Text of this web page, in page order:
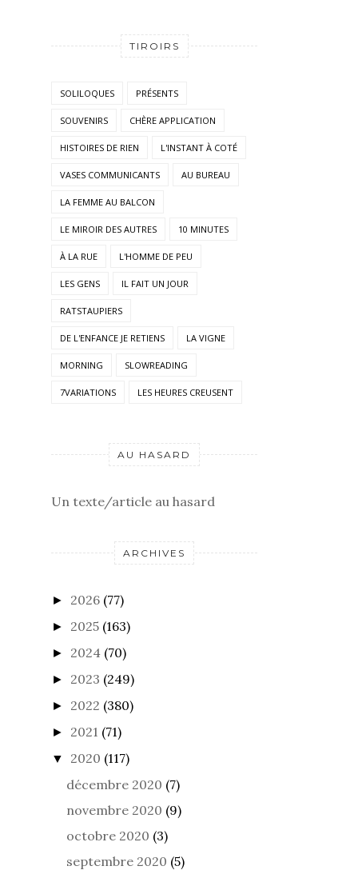
TIROIRS
SOLILOQUES PRÉSENTS
SOUVENIRS CHÈRE APPLICATION
HISTOIRES DE RIEN L'INSTANT À COTÉ
VASES COMMUNICANTS AU BUREAU
LA FEMME AU BALCON
LE MIROIR DES AUTRES 10 MINUTES
À LA RUE L'HOMME DE PEU
LES GENS IL FAIT UN JOUR
RATSTAUPIERS
DE L'ENFANCE JE RETIENS LA VIGNE
MORNING SLOWREADING
7VARIATIONS LES HEURES CREUSENT
AU HASARD
Un texte/article au hasard
ARCHIVES
► 2026 (77)
► 2025 (163)
► 2024 (70)
► 2023 (249)
► 2022 (380)
► 2021 (71)
▼ 2020 (117)
décembre 2020 (7)
novembre 2020 (9)
octobre 2020 (3)
septembre 2020 (5)